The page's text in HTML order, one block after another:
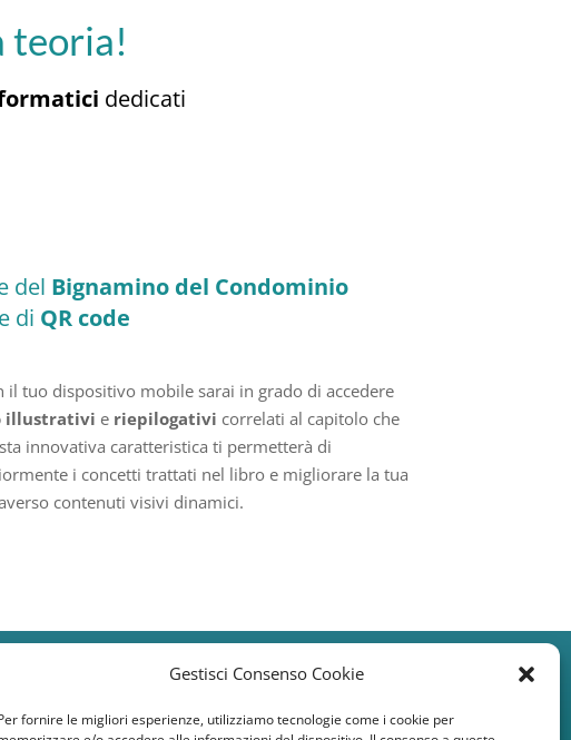
Gestisci Consenso Cookie
fornire le migliori esperienze, utilizziamo tecnologie come i cookie per
teoria!
dedicati
del Bignamino del Condominio
di QR code
il tuo dispositivo mobile sarai in grado di accedere
illustrativi e riepilogativi correlati al capitolo che
innovativa caratteristica ti permetterà di
i concetti trattati nel libro e migliorare la tua
contenuti visivi dinamici.
Serie 1|Serie 2|